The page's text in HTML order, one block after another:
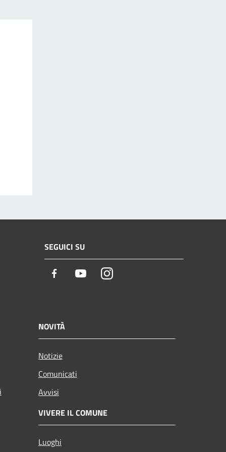
SEGUICI SU
Facebook YoutubeInstagram
NOVITÀ
Notizie
Comunicati
Avvisi
VIVERE IL COMUNE
Luoghi